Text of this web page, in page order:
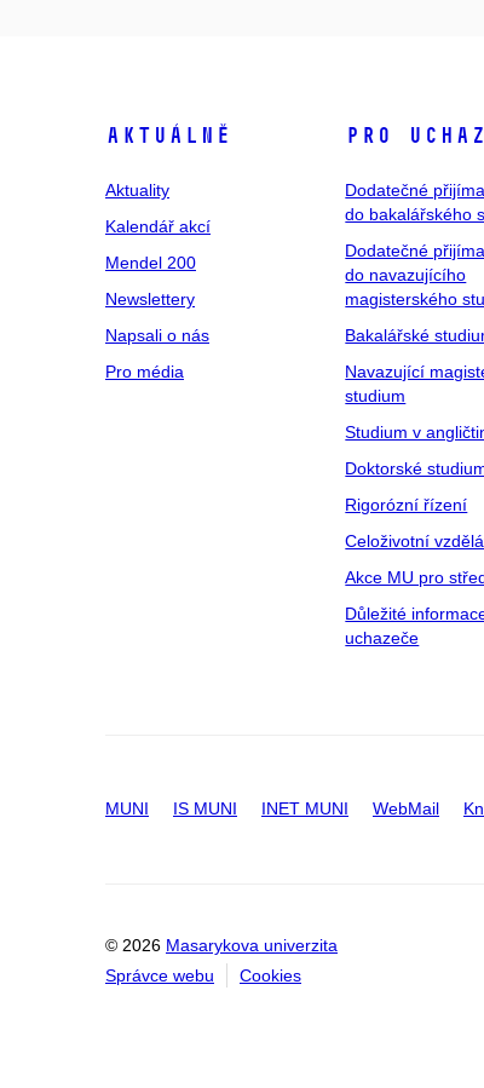
Aktuálně
Aktuality
Kalendář akcí
Mendel 200
Newslettery
Napsali o nás
Pro média
Pro
Dodatečné
do bakalářského
Dodatečné
do navazujícího
magisterského
Bakalářské
Navazující
studium
Studium v
Doktorské
Rigorózní řízení
Celoživotní
Akce MU pro
Důležité
uchazeče
MUNI IS MUNI INET MUNI WebMail
© 2026 Masarykova univerzita
Správce webu
Cookies